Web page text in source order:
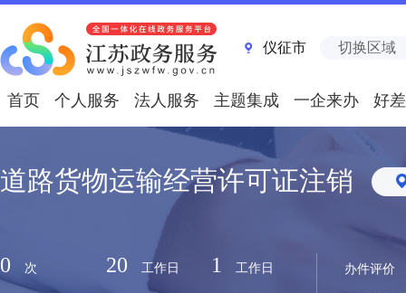
仪征市 切换区域
首页 个人服务 法人服务 主题集成 一企来办 好
道路货物运输经营许可证注销
0 次 20 工作日 1 工作日 办件评价